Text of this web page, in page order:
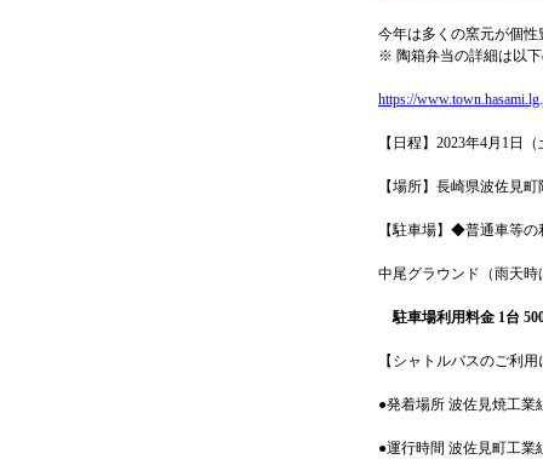
今年は多くの窯元が個
※ 陶箱弁当の詳細は以
https://
【日程】2023年4月1日
【場所】長崎県波佐見
【駐車場】◆普通車等の
中尾グラウンド（雨天
駐車場利用料金 1台
【シャトルバスのご利
●発着場所 波佐見焼工業
●運行時間 波佐見町工業